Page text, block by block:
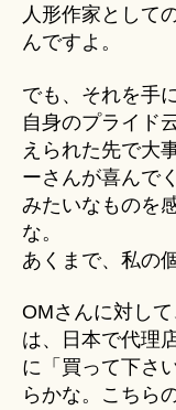
人形作家として
んですよ。
でも、それを手
自身のプライド
えられた先で大
ーさんが喜んで
みたいなものを
な。
あくまで、私の
OMさんに対し
は、日本で代理
に「買って下さ
らかな。こちら